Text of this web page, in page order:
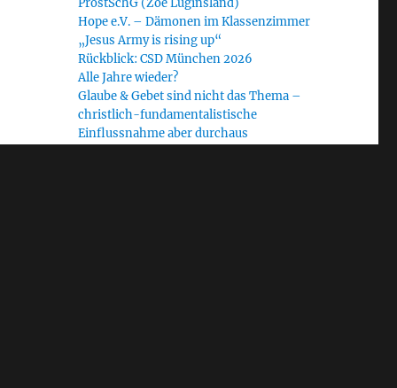
ProstSchG (Zoe Luginsland)
Hope e.V. – Dämonen im Klassenzimmer
„Jesus Army is rising up“
Rückblick: CSD München 2026
Alle Jahre wieder?
Glaube & Gebet sind nicht das Thema –
christlich-fundamentalistische
Einflussnahme aber durchaus